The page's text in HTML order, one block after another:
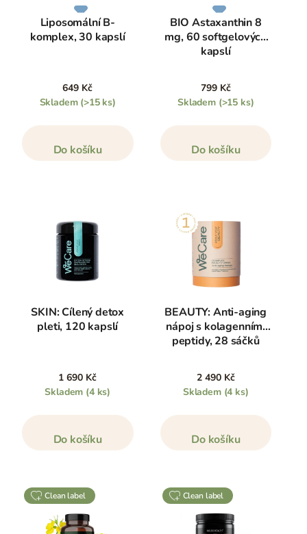
Liposomální B-
komplex, 30 kapslí
649 Kč
Skladem (>15 ks)
Do košíku
BIO Astaxanthin 8
mg, 60 softgelových
kapslí
799 Kč
Skladem (>15 ks)
Do košíku
SKIN: Cílený detox
pleti, 120 kapslí
1 690 Kč
Skladem (4 ks)
Do košíku
BEAUTY: Anti-aging
nápoj s kolagenními
peptidy, 28 sáčků
2 490 Kč
Skladem (4 ks)
Do košíku
clean label clean label